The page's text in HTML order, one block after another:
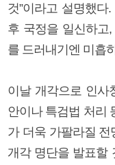
것”이라고 설명했
후 국정을 일신하고
를 드러내기엔 미흡
이날 개각으로 인사
안이나 특검법 처리
가 더욱 가팔라질 전
개각 명단을 발표할